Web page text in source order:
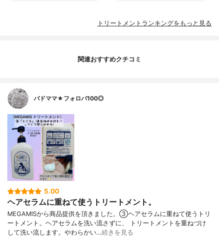
トリートメントランキングをもっと見る
関連おすすめクチコミ
バドママ★フォロバ100◎
5.00
ヘアセラムに重ねて使うトリートメント。
MEGAMISから商品提供を頂きました。③ヘアセラムに重ねて使うトリ
ートメント。ヘアセラムを洗い流さずに、 トリートメントを重ねづけ
して洗い流します。やわらかい…続きを見る